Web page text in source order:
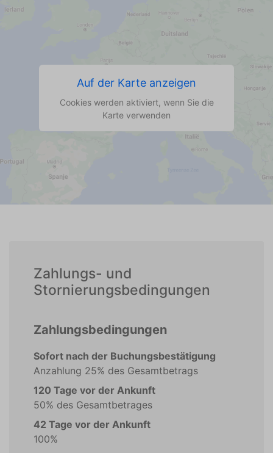
Auf der Karte anzeigen
Cookies werden aktiviert, wenn Sie die
Karte verwenden
Zahlungs- und
Stornierungsbedingungen
Zahlungsbedingungen
Sofort nach der Buchungsbestätigung
Anzahlung 25% des Gesamtbetrags
120 Tage vor der Ankunft
50% des Gesamtbetrages
42 Tage vor der Ankunft
100%